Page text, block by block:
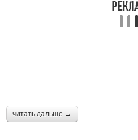
читать дальше →